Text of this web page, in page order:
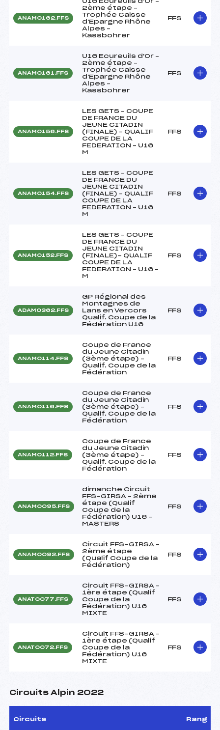
ANAM0162.FFS
2ème étape –
Trophée Caisse
d'Epargne Rhône
Alpes –
Kassbohrer
FFS
ANAM0161.FFS
U16 Ecureuils d'Or –
2ème étape –
Trophée Caisse
d'Epargne Rhône
Alpes –
Kassbohrer
FFS
ANAM0156.FFS
LES GETS – COUPE
DE FRANCE DU
JEUNE CITADIN
(FINALE) – QUALIF
COUPE DE LA
FEDERATION – U16
M
FFS
ANAM0154.FFS
LES GETS – COUPE
DE FRANCE DU
JEUNE CITADIN
(FINALE) – QUALIF
COUPE DE LA
FEDERATION – U16
M
FFS
ANAM0152.FFS
LES GETS – COUPE
DE FRANCE DU
JEUNE CITADIN
(FINALE)- QUALIF
COUPE DE LA
FEDERATION – U16 –
M
FFS
ADAM0362.FFS
GP Régional des
Montagnes de
Lans en Vercors
Qualif. Coupe de la
Fédération U16
FFS
ANAM0114.FFS
Coupe de France
du Jeune Citadin
(3ème étape) –
Qualif. Coupe de la
Fédération
FFS
ANAM0116.FFS
Coupe de France
du Jeune Citadin
(3ème étape) –
Qualif. Coupe de la
Fédération
FFS
ANAM0112.FFS
Coupe de France
du Jeune Citadin
(3ème étape) –
Qualif. Coupe de la
Fédération
FFS
ANAM0095.FFS
dimanche Circuit
FFS-GIRSA – 2ème
étape (Qualif
Coupe de la
Fédération) U16 -
MASTERS
FFS
ANAM0092.FFS
Circuit FFS-GIRSA –
2ème étape
(Qualif Coupe de la
Fédération)
FFS
ANAT0077.FFS
Circuit FFS-GIRSA –
1ère étape (Qualif
Coupe de la
Fédération) U16
MIXTE
FFS
ANAT0072.FFS
Circuit FFS-GIRSA –
1ère étape (Qualif
Coupe de la
Fédération) U16
MIXTE
FFS
Circuits Alpin 2022
Circuits Rang